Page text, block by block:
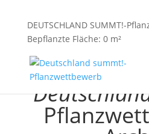
DEUTSCHLAND SUMMT!-
Bepflanzte Fläche: 0 m²